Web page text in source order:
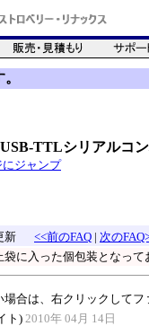
USB-TTLシリアルコ
ジャンプ
新 <<前のFAQ | 次の
に入った個包装となって
合は、右クリックして
ト) 2010年 04月 14日